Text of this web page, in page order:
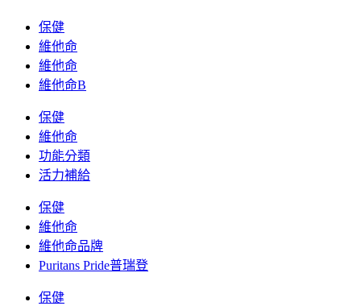
保健
維他命
維他命
維他命B
保健
維他命
功能分類
活力補給
保健
維他命
維他命品牌
Puritans Pride普瑞登
保健